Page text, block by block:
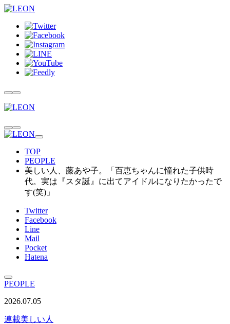
TOP
PEOPLE
美しい人、藤あや子。「百恵ちゃんに憧れた子供時
代。実は『スタ誕』に出てアイドルになりたかったで
す(笑)」
Twitter
Facebook
Line
Mail
Pocket
Hatena
PEOPLE
2026.07.05
連載美しい人